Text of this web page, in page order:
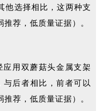
他选择相比，这两种支
荐，低质量证据）。
应用双蘑菇头金属支架
后者相比，前者可以
荐，低质量证据）。